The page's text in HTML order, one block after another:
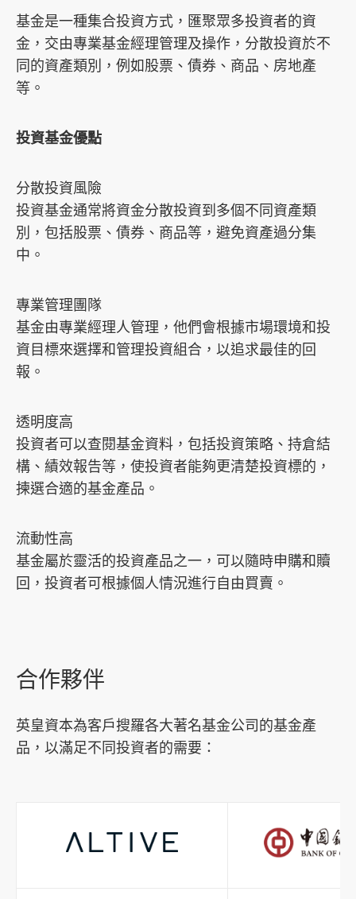
基金是一種集合投資方式，匯聚眾多投資者的資
金，交由專業基金經理管理及操作，分散投資於不
同的資產類別，例如股票、債券、商品、房地產
等。
投資基金優點
分散投資風險
投資基金通常將資金分散投資到多個不同資產類
別，包括股票、債券、商品等，避免資產過分集
中。
專業管理團隊
基金由專業經理人管理，他們會根據市場環境和投
資目標來選擇和管理投資組合，以追求最佳的回
報。
透明度高
投資者可以查閱基金資料，包括投資策略、持倉結
構、績效報告等，使投資者能夠更清楚投資標的，
揀選合適的基金產品。
流動性高
基金屬於靈活的投資產品之一，可以隨時申購和贖
回，投資者可根據個人情況進行自由買賣。
合作夥伴
英皇資本為客戶搜羅各大著名基金公司的基金產
品，以滿足不同投資者的需要：